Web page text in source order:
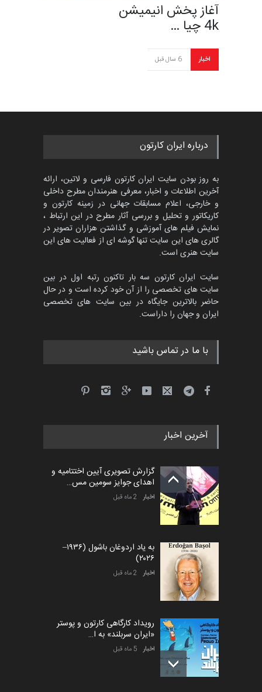
آغاز پخش انیمیشن
4k چیا …
اخبار 6 سال قبل
درباره ایران کارتون
به روز بودن سایت ایران کارتون فارسی و لاتین، ارائه
آخرین اطلاعات و اخبار، معرفی هنرمندان مطرح داخلی
و خارجی، اعلام مسابقات جهانی در زمینه کارتون و
کاریکاتور و تحلیل و بررسی آثار مطرح در این ارتباط ،
نمایش فیلم های آموزشی و گذاشتن هزاران تصویر در
گالری های این سایت تنها گوشه ای از فعالیت های این
سایت هنری است.
سایت ایران کارتون سه بار تاکنون رتبه اول در بین
سایت های تخصصی را از آن خود کرده است و در حال
حاضر بالاترین جایگاه در بین سایت های تخصصی
ایران و جهان را داراست.
با ما در تماس باشید
آخرین اخبار
گزارش تصویری آیین اختتامیه و
اهدای جوایز سومین مس…
اخبار 2 ماه قبل
به یاد اردوغان باشول (۱۹۳۶–
۲۰۲۶)
اخبار 2 ماه قبل
رویداد کارگاهی کارتون و پوستر
«ایران سربلند» به ا…
اخبار 5 ماه قبل